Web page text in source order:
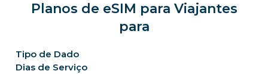
Planos de eSIM para Viajantes
para
Tipo de Dado
Dias de Serviço